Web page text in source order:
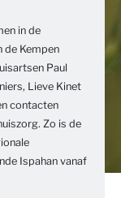
in de
de Kempen
Paul
Lieve Kinet
contacten
Zo is de
Ispahan vanaf